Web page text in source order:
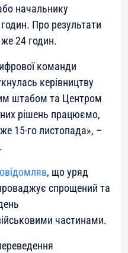
начальнику
Про результати
24 годин.
команди
керівництву
штабом та Центром
рішень працюємо,
15-го листопада», –
, що уряд
спрощений та
частинами.